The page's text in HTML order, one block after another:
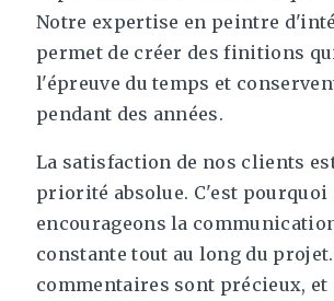
Notre expertise en peintre
permet de créer des finitions
l'épreuve du temps et
pendant des années.
La satisfaction de nos clients
priorité absolue. C'est pourquoi
encourageons la
constante tout au long du projet.
commentaires sont précieux, et